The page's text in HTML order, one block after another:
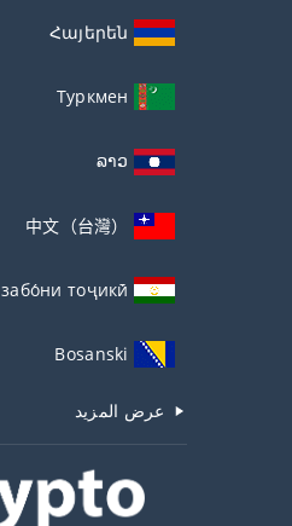
Հայերեն
Туркмен
ລາວ
中文（台灣）
забо́ни тоҷикӣ́
Bosanski
عرض المزيد